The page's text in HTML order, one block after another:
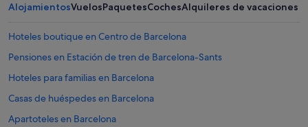
AlojamientosVuelosPaquetesCochesAlquileres de vacaciones
Hoteles boutique en Centro de Barcelona
Pensiones en Estación de tren de Barcelona-Sants
Hoteles para familias en Barcelona
Casas de huéspedes en Barcelona
Apartoteles en Barcelona